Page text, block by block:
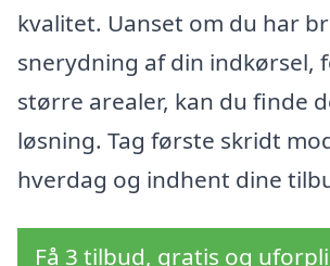
kvalitet. Uanset om du har
snerydning af din indkørsel,
større arealer, kan du finde
løsning. Tag første skridt
hverdag og indhent dine
Få 3 tilbud, gratis og